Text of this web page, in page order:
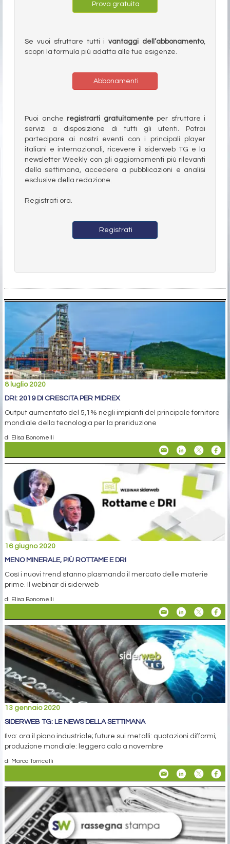
Prova gratuita
Se vuoi sfruttare tutti ivantaggi dell’abbonamento,
scopri la formula più adatta alle tue esigenze.
Abbonamenti
Puoi anche registrarti gratuitamenteper sfruttare i
servizi a disposizione di tutti gli utenti. Potrai
partecipare ai nostri eventi con i principali player
italiani e internazionali, ricevere il siderweb TG e la
newsletter Weekly con gli aggiornamenti più rilevanti
della settimana, accedere a pubblicazioni e analisi
esclusive della redazione.
Registrati ora.
Registrati
8 luglio 2020
DRI: 2019 DI CRESCITA PER MIDREX
Output aumentato del 5,1% negli impianti del principale fornitore
mondiale della tecnologia per la preriduzione
di Elisa Bonomelli
16 giugno 2020
MENO MINERALE, PIÙ ROTTAME E DRI
Così i nuovi trend stanno plasmando il mercato delle materie
prime. Il webinar di siderweb
di Elisa Bonomelli
13 gennaio 2020
SIDERWEB TG: LE NEWS DELLA SETTIMANA
Ilva: ora il piano industriale; future sui metalli: quotazioni difformi;
produzione mondiale: leggero calo a novembre
di Marco Torricelli